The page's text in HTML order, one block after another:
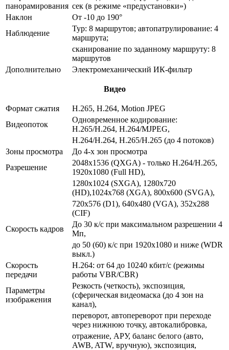
панорамирования сек (в режиме «предустановки»)
Наклон
От -10 до 190°
Наблюдение
Тур: 8 маршрутов; автопатрулирование: 4
маршрута;
сканирование по заданному маршруту: 8
маршрутов
Дополнительно
Электромеханический ИК-фильтр
Видео
Формат сжатия
H.265, H.264, Motion JPEG
Видеопоток
Одновременное кодирование:
H.265/H.264, Н.264/MJPEG,
H.264/H.264, H.265/H.265 (до 4 потоков)
Зоны просмотра
До 4-х зон просмотра
Разрешение
2048x1536 (QXGA) - только H.264/H.265,
1920x1080 (Full HD),
1280x1024 (SXGA), 1280x720
(HD),1024х768 (XGA), 800x600 (SVGA),
720x576 (D1), 640x480 (VGA), 352х288
(CIF)
Скорость кадров
До 30 к/с при максимальном разрешении 4
Мп,
до 50 (60) к/с при 1920x1080 и ниже (WDR
выкл.)
Скорость
передачи
Н.264: от 64 до 10240 кбит/с (режимы
работы VBR/CBR)
Параметры
изображения
Резкость (четкость), экспозиция,
(сферическая видеомаска (до 4 зон на
канал),
переворот, автопереворот при переходе
через нижнюю точку, автокалибровка,
отражение, АРУ, баланс белого (авто,
AWB, ATW, вручную), экспозиция,